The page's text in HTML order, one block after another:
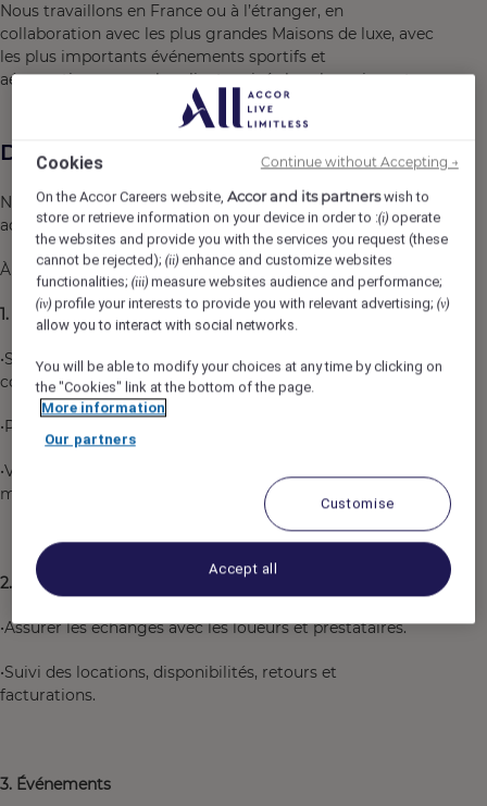
Nous travaillons en France ou à l’étranger, en
collaboration avec les plus grandes Maisons de luxe, avec
les plus importants événements sportifs et
aéronautiques, avec les clients privés les plus exigeants.
Description du poste
Nous recherchons un(e) Responsable adjoint(e)
administratif(ve) matériel H/F
À ce poste, vos principales missions seront les suivantes :
1. Gestion des commandes
•Saisir et suivre les commandes et contrôler les
commandes (internes / externes).
•Prendre en compte les demandes spécifiques.
•Vérifier la bonne prise en compte et la réception du
matériel.
2. Relation prestataires / loueurs
•Assurer les échanges avec les loueurs et prestataires.
•Suivi des locations, disponibilités, retours et
facturations.
3. Événements
Cookies
On the Accor Careers website,Accor and its partnerswish to
store or retrieve information on your device in order to :(i) operate
the websites and provide you with the services you request (these
cannot be rejected);(ii) enhance and customize websites
functionalities;(iii) measure websites audience and performance;
(iv) profile your interests to provide you with relevant advertising;(v)
allow you to interact with social networks.
You will be able to modify your choices at any time by clicking on
the "Cookies" link at the bottom of the page.
More information
Our partners
Customise
Accept all
Continue without Accepting →